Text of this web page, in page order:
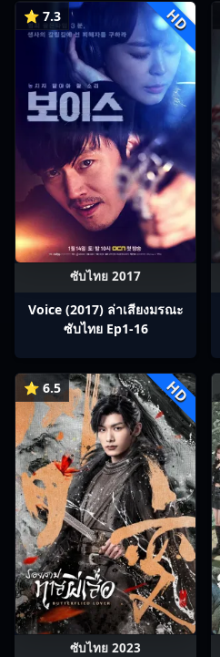
⭐ 7.3 HD
ซับไทย 2017
Voice (2017) ล่าเสียงมรณะ
ซับไทย Ep1-16
⭐ 6.5 HD
ซับไทย 2023